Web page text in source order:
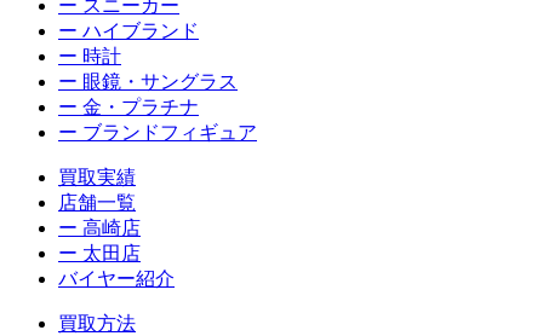
ー スニーカー
ー ハイブランド
ー 時計
ー 眼鏡・サングラス
ー 金・プラチナ
ー ブランドフィギュア
買取実績
店舗一覧
ー 高崎店
ー 太田店
バイヤー紹介
買取方法